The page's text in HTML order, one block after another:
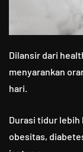
Dilansir dari
menyarankan
hari.
Durasi tidur lebih
obesitas,